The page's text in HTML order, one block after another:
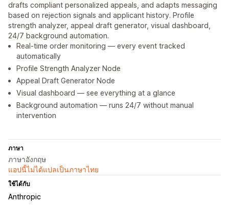
drafts compliant personalized appeals, and adapts messaging
based on rejection signals and applicant history. Profile
strength analyzer, appeal draft generator, visual dashboard,
24/7 background automation.
Real-time order monitoring — every event tracked
automatically
Profile Strength Analyzer Node
Appeal Draft Generator Node
Visual dashboard — see everything at a glance
Background automation — runs 24/7 without manual
intervention
ภาษา
ภาษาอังกฤษ
แอปนี้ไม่ได้แปลเป็นภาษาไทย
ใช้ได้กับ
Anthropic